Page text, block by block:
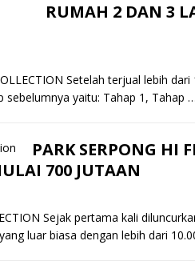
RUMAH 2 DAN 3
Setelah terjual lebih
sebelumnya yaitu: Tahap 1, Tahap …
PARK SERPONG HI
700 JUTAAN
Sejak pertama kali
luar biasa dengan lebih dari